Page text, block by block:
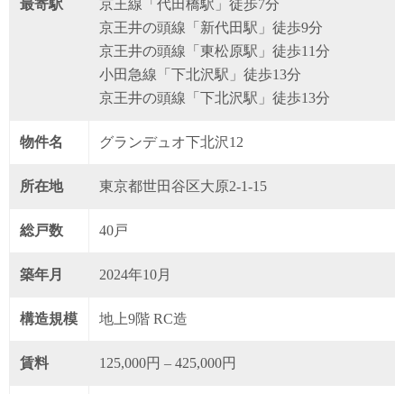
最寄駅
京王線「代田橋駅」徒歩7分
京王井の頭線「新代田駅」徒歩9分
京王井の頭線「東松原駅」徒歩11分
小田急線「下北沢駅」徒歩13分
京王井の頭線「下北沢駅」徒歩13分
物件名 グランデュオ下北沢12
所在地 東京都世田谷区大原2-1-15
総戸数 40戸
築年月 2024年10月
構造規模 地上9階 RC造
賃料 125,000円 – 425,000円